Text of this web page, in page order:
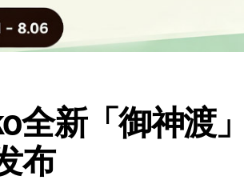
全新「御神渡
布